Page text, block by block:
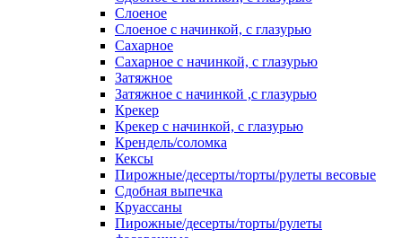
Слоеное
Слоеное с начинкой, с глазурью
Сахарное
Сахарное с начинкой, с глазурью
Затяжное
Затяжное с начинкой ,с глазурью
Крекер
Крекер с начинкой, с глазурью
Крендель/соломка
Кексы
Пирожные/десерты/торты/рулеты весовые
Сдобная выпечка
Круассаны
Пирожные/десерты/торты/рулеты